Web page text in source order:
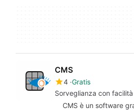
CMS
4 Gratis
Sorveglianza con facilità
CMS è un software